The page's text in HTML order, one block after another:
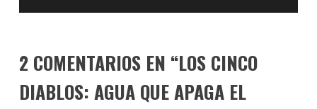
2 COMENTARIOS EN “LOS CINCO
DIABLOS: AGUA QUE APAGA EL